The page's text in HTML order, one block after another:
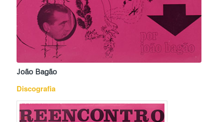
João Bagão
Discografia